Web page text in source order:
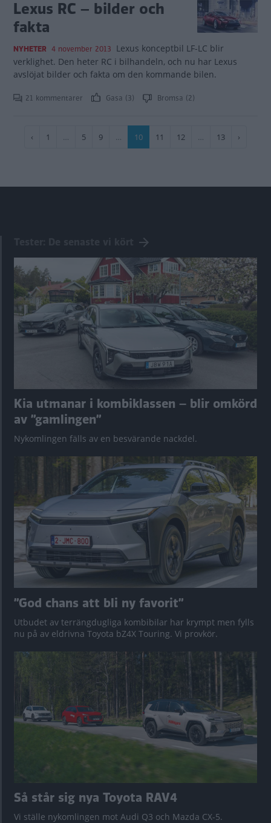
Lexus RC – bilder och
fakta
NYHETER 4 november 2013 Lexus konceptbil LF-LC blir
verklighet. Den heter RC i bilhandeln, och nu har Lexus
avslöjat bilder och fakta om den kommande bilen.
21 kommentarer Gasa (3) Bromsa (2)
Paginering
Föregående
‹ Sida
1 … Sida
5 Sida
9 …
Nuvarande
10 Sida
11 Sida
12 … Sida
13
Nästa
›
Kia utmanar i kombiklassen – blir omkörd
av ”gamlingen”
Nykomlingen fälls av en besvärande nackdel.
”God chans att bli ny favorit”
Utbudet av terrängdugliga kombibilar har krympt men fylls
nu på av eldrivna Toyota bZ4X Touring. Vi provkör.
Så står sig nya Toyota RAV4
Vi ställe nykomlingen mot Audi Q3 och Mazda CX-5.